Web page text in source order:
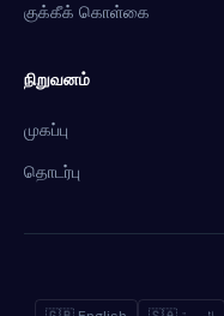
குக்கீக் கொள்கை
நிறுவனம்
முகப்பு
தொடர்பு